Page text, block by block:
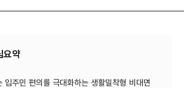
요약
입주민 편의를 극대화하는 생활밀착형 비대면